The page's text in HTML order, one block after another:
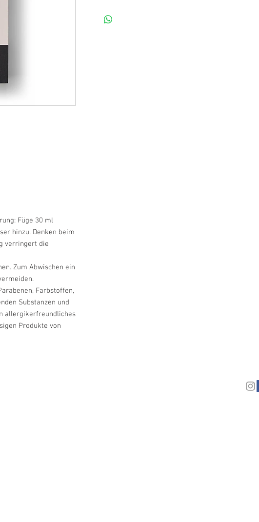
Füge 30 ml
hinzu. Denken beim
verringert die
Zum Abwischen ein
Farbstoffen,
Substanzen und
allergikerfreundliches
Produkte von